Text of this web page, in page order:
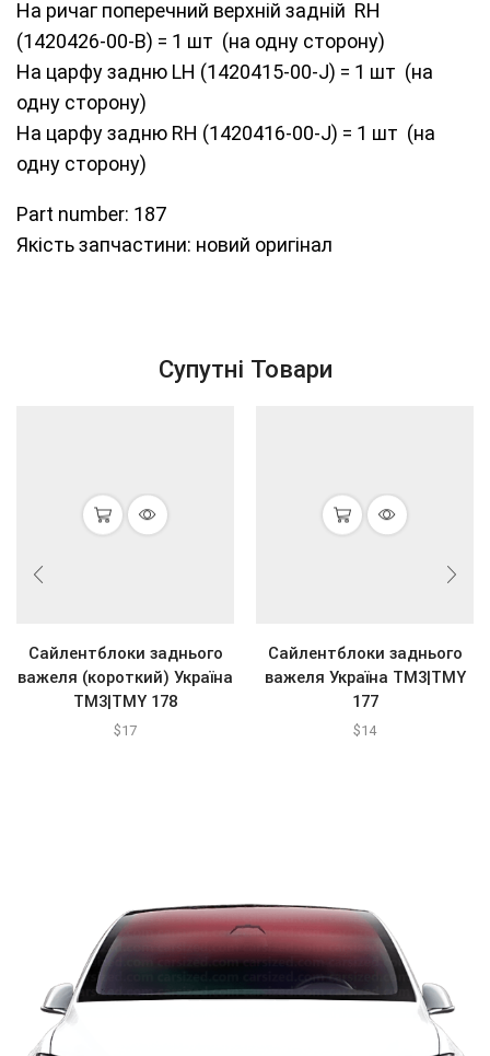
На ричаг поперечний верхній задній RH
(1420426-00-B) = 1 шт (на одну сторону)
На царфу задню LH (1420415-00-J) = 1 шт (на
одну сторону)
На царфу задню RH (1420416-00-J) = 1 шт (на
одну сторону)
Part number: 187
Якість запчастини: новий оригінал
Супутні Товари
Сайлентблоки заднього
важеля (короткий) Україна
ТМ3|TMY 178
$17
Сайлентблоки заднього
важеля Україна ТМ3|TMY
177
$14